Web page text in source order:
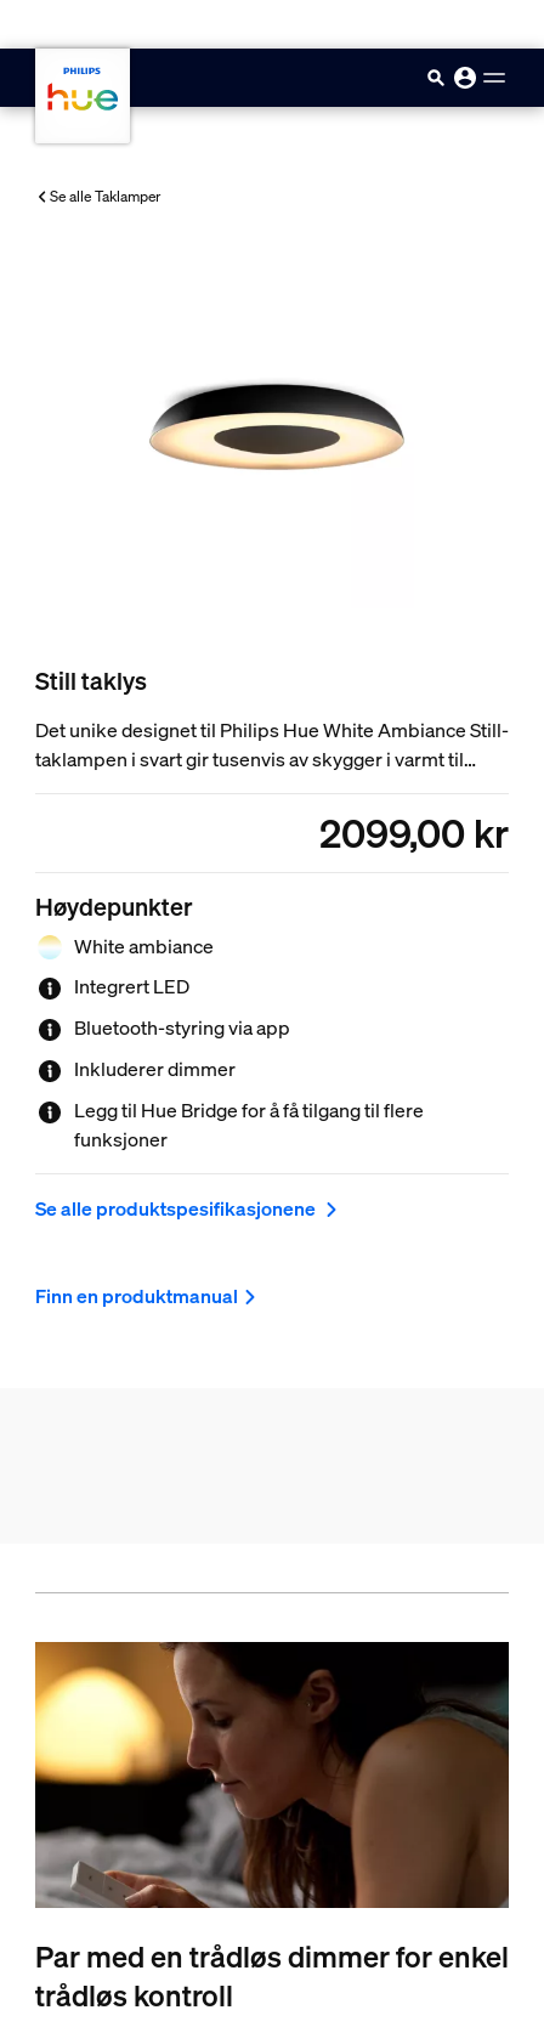
Se alle Taklamper
Still taklys
Det unike designet til Philips Hue White Ambiance Still-
taklampen i svart gir tusenvis av skygger i varmt til
kjølig hvitt lys. Få øyeblikkelig kontroll med den
medfølgende Hue Dimmer Switch eller via Bluetooth-
appen. Lås opp flere smartbelysningsfunksjoner med
en Hue Bridge.
product.with.2099,00 kr
2099,00 kr
Høydepunkter
White ambiance
Integrert LED
Bluetooth-styring via app
Inkluderer dimmer
Legg til Hue Bridge for å få tilgang til flere
funksjoner
Se alle produktspesifikasjonene
Finn en produktmanual
Par med en trådløs dimmer for enkel
trådløs kontroll